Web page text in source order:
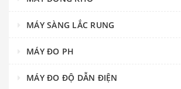
MÁY SÀNG LẮC RUNG
MÁY ĐO PH
MÁY ĐO ĐỘ DẪN ĐIỆN